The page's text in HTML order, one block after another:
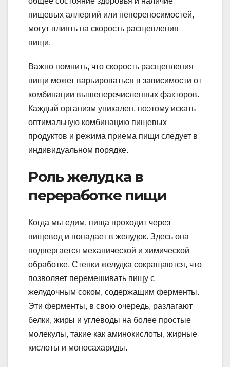
пищевых аллергий или непереносимостей,
могут влиять на скорость расщепления
пищи.
Важно помнить, что скорость расщепления
пищи может варьироваться в зависимости от
комбинации вышеперечисленных факторов.
Каждый организм уникален, поэтому искать
оптимальную комбинацию пищевых
продуктов и режима приема пищи следует в
индивидуальном порядке.
Роль желудка в
переработке пищи
Когда мы едим, пища проходит через
пищевод и попадает в желудок. Здесь она
подвергается механической и химической
обработке. Стенки желудка сокращаются, что
позволяет перемешивать пищу с
желудочным соком, содержащим ферменты.
Эти ферменты, в свою очередь, разлагают
белки, жиры и углеводы на более простые
молекулы, такие как аминокислоты, жирные
кислоты и моносахариды.